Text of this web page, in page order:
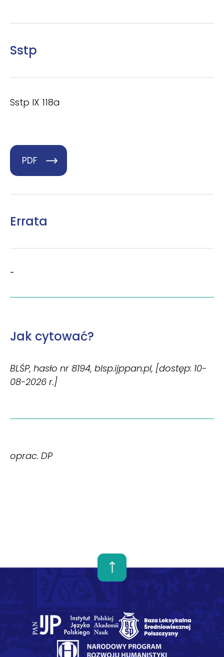
Sstp
Sstp IX 118a
PDF
Errata
-
Jak cytować?
BLŚP, hasło nr 8194, blsp.ijppan.pl, [dostęp: 10-
08-2026 r.]
oprac. DP